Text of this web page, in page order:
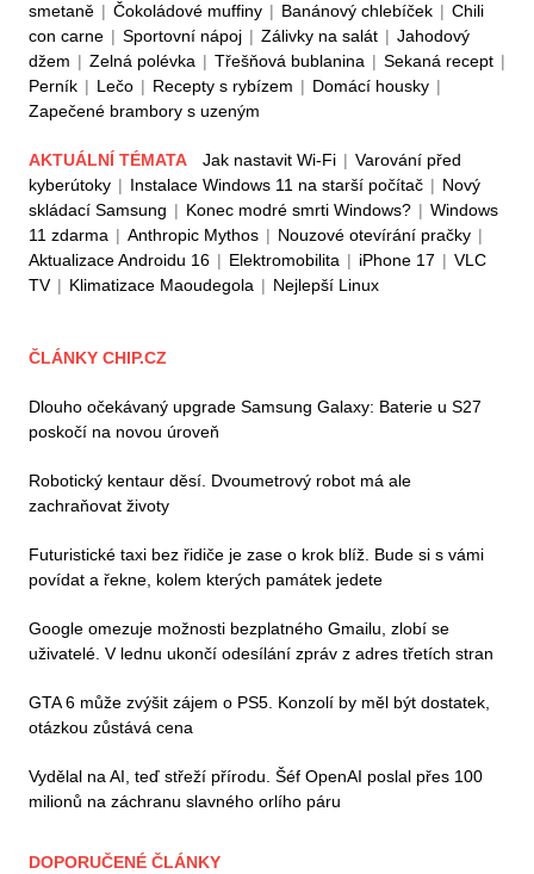
smetaně | Čokoládové muffiny | Banánový chlebíček | Chili
con carne | Sportovní nápoj | Zálivky na salát | Jahodový
džem | Zelná polévka | Třešňová bublanina | Sekaná recept |
Perník | Lečo | Recepty s rybízem | Domácí housky |
Zapečené brambory s uzeným
AKTUÁLNÍ TÉMATA Jak nastavit Wi-Fi | Varování před
kyberútoky | Instalace Windows 11 na starší počítač | Nový
skládací Samsung | Konec modré smrti Windows? | Windows
11 zdarma | Anthropic Mythos | Nouzové otevírání pračky |
Aktualizace Androidu 16 | Elektromobilita | iPhone 17 | VLC
TV | Klimatizace Maoudegola | Nejlepší Linux
ČLÁNKY CHIP.CZ
Dlouho očekávaný upgrade Samsung Galaxy: Baterie u S27
poskočí na novou úroveň
Robotický kentaur děsí. Dvoumetrový robot má ale
zachraňovat životy
Futuristické taxi bez řidiče je zase o krok blíž. Bude si s vámi
povídat a řekne, kolem kterých památek jedete
Google omezuje možnosti bezplatného Gmailu, zlobí se
uživatelé. V lednu ukončí odesílání zpráv z adres třetích stran
GTA 6 může zvýšit zájem o PS5. Konzolí by měl být dostatek,
otázkou zůstává cena
Vydělal na AI, teď střeží přírodu. Šéf OpenAI poslal přes 100
milionů na záchranu slavného orlího páru
DOPORUČENÉ ČLÁNKY